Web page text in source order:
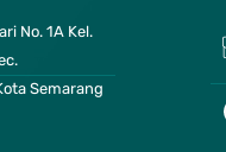
No. 1A Kel.
Semarang